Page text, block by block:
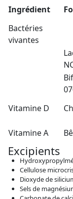
Ingrédient
Bactéries
vivantes
Vitamine D
Vitamine A
Excipients
Cellulose
Dioxyde de
Sels de